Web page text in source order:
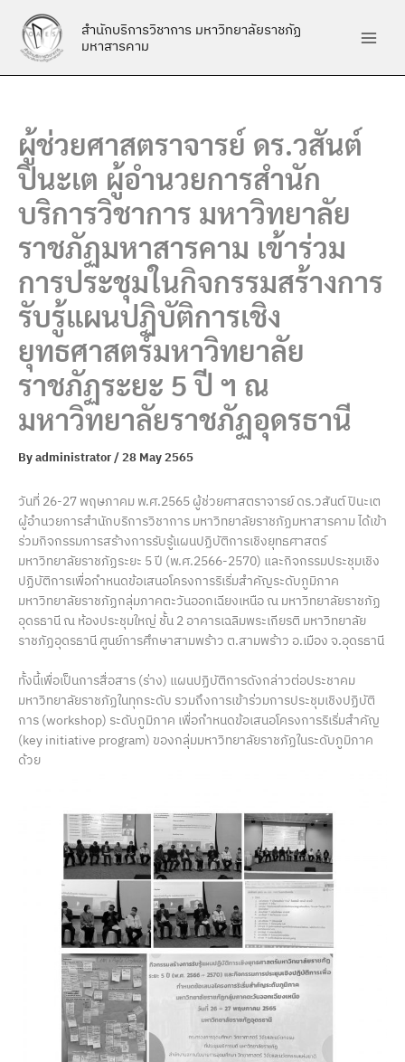
content
สำนักบริการวิชาการ มหาวิทยาลัยราชภัฏ
มหาสารคาม
ผู้ช่วยศาสตราจารย์ ดร.วสันต์
ปินะเต ผู้อำนวยการสำนัก
บริการวิชาการ มหาวิทยาลัย
ราชภัฏมหาสารคาม เข้าร่วม
การประชุมในกิจกรรมสร้างการ
รับรู้แผนปฏิบัติการเชิง
ยุทธศาสตร์มหาวิทยาลัย
ราชภัฏระยะ 5 ปี ฯ ณ
มหาวิทยาลัยราชภัฏอุดรธานี
Byadministrator/28 May 2565
วันที่ 26-27 พฤษภาคม พ.ศ.2565 ผู้ช่วยศาสตราจารย์ ดร.วสันต์ ปินะเต
ผู้อำนวยการสำนักบริการวิชาการ มหาวิทยาลัยราชภัฏมหาสารคาม ได้เข้า
ร่วมกิจกรรมการสร้างการรับรู้แผนปฏิบัติการเชิงยุทธศาสตร์
มหาวิทยาลัยราชภัฏระยะ 5 ปี (พ.ศ.2566-2570) และกิจกรรมประชุมเชิง
ปฏิบัติการเพื่อกำหนดข้อเสนอโครงการริเริ่มสำคัญระดับภูมิภาค
มหาวิทยาลัยราชภัฏกลุ่มภาคตะวันออกเฉียงเหนือ ณ มหาวิทยาลัยราชภัฏ
อุดรธานี ณ ห้องประชุมใหญ่ ชั้น 2 อาคารเฉลิมพระเกียรติ มหาวิทยาลัย
ราชภัฏอุดรธานี ศูนย์การศึกษาสามพร้าว ต.สามพร้าว อ.เมือง จ.อุดรธานี
ทั้งนี้เพื่อเป็นการสื่อสาร (ร่าง) แผนปฏิบัติการดังกล่าวต่อประชาคม
มหาวิทยาลัยราชภัฏในทุกระดับ รวมถึงการเข้าร่วมการประชุมเชิงปฏิบัติ
การ (workshop) ระดับภูมิภาค เพื่อกำหนดข้อเสนอโครงการริเริ่มสำคัญ
(key initiative program) ของกลุ่มมหาวิทยาลัยราชภัฏในระดับภูมิภาค
ด้วย